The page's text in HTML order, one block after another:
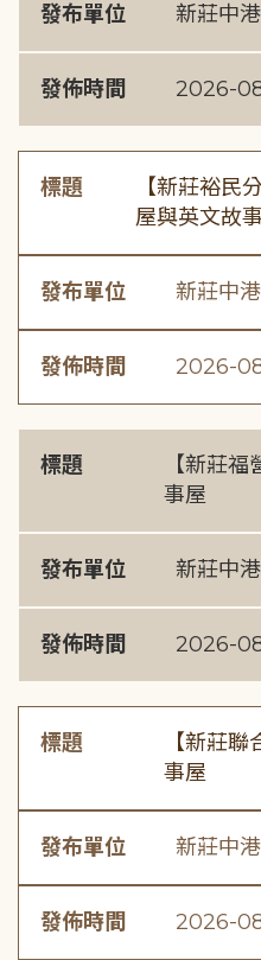
發布單位 新莊中
發佈時間 2026-
標題
【新莊裕民
屋與英文故
發布單位 新莊中
發佈時間 2026-
標題
【新莊
事屋
發布單位 新莊中
發佈時間 2026-
標題
【新莊
事屋
發布單位 新莊中
發佈時間 2026-